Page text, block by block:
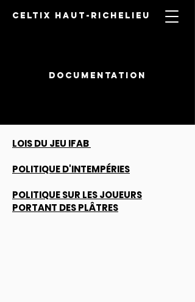
CELTIX HAUT-RICHELIEU
DOCUMENTATION
LOIS DU JEU IFAB
POLITIQUE D'INTEMPÉRIES
POLITIQUE SUR LES JOUEURS
PORTANT DES PLÂTRES